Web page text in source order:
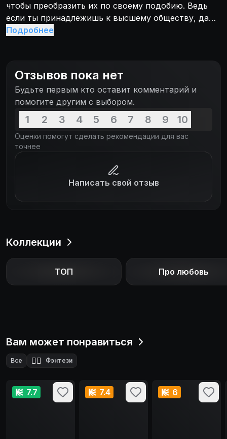
чтобы преобразить их по своему подобию. Ведь
если ты принадлежишь к высшему обществу, даже
в далеком будущем брак по любви -
готова подчиняться правилам...
Подробнее
Отзывов пока нет
Будьте первым кто оставит комментарий и
помогите другим с выбором.
1 2 3 4 5 6 7 8 9 10
Оценки помогут сделать рекомендации для вас
точнее
Написать свой отзыв
Коллекции
ТОП Про любовь
Вам может понравиться
Все 🧙‍♂️ Фэнтези
7.7 7.4 6